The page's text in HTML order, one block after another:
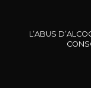
L’ABUS
Cet article est
veuillez saisir votre
Mot de passe :